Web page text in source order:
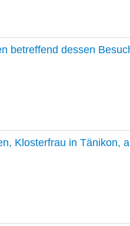
betreffend dessen
Klosterfrau in Tänikon,